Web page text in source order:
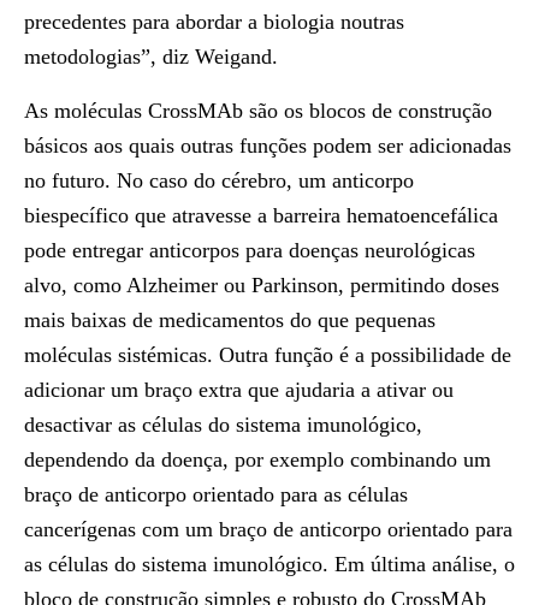
precedentes para abordar a biologia noutras
metodologias”, diz Weigand.
As moléculas CrossMAb são os blocos de construção
básicos aos quais outras funções podem ser adicionadas
no futuro. No caso do cérebro, um anticorpo
biespecífico que atravesse a barreira hematoencefálica
pode entregar anticorpos para doenças neurológicas
alvo, como Alzheimer ou Parkinson, permitindo doses
mais baixas de medicamentos do que pequenas
moléculas sistémicas. Outra função é a possibilidade de
adicionar um braço extra que ajudaria a ativar ou
desactivar as células do sistema imunológico,
dependendo da doença, por exemplo combinando um
braço de anticorpo orientado para as células
cancerígenas com um braço de anticorpo orientado para
as células do sistema imunológico. Em última análise, o
bloco de construção simples e robusto do CrossMAb